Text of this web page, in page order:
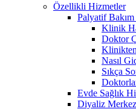
Özellikli Hizmetler
Palyatif
Klinik
Doktor
Nasıl
Sıkça
Evde Sağlık
Diyaliz